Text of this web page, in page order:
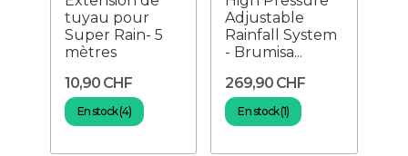
tuyau pour
Super Rain- 5
mètres
10,90 CHF
En stock (4)
Adjustable
Rainfall System
- Brumisa...
269,90 CHF
En stock (1)